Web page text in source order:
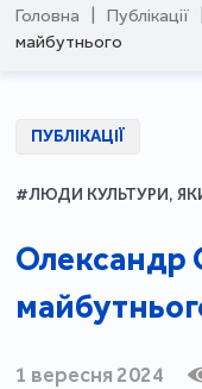
Головна Публікації
майбутнього
ПУБЛІКАЦІЇ
#ЛЮДИ КУЛЬТУРИ,
Олександр
1 вересня 2024